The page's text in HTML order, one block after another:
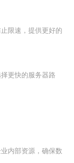
限速，提供更好的
更快的服务器路
内部资源，确保数